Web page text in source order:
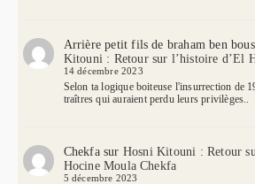
Arrière petit fils de braham ben
Kitouni : Retour sur l’histoire d’El
14 décembre 2023
Selon ta logique boiteuse l'insurrection de
traîtres qui auraient perdu leurs privilèges..
Chekfasur Hosni Kitouni : Retour
Hocine Moula Chekfa
5 décembre 2023